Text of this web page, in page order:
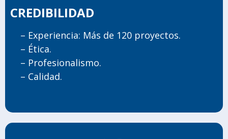
CREDIBILIDAD
– Experiencia: Más de 120 proyectos.
– Ética.
– Profesionalismo.
– Calidad.